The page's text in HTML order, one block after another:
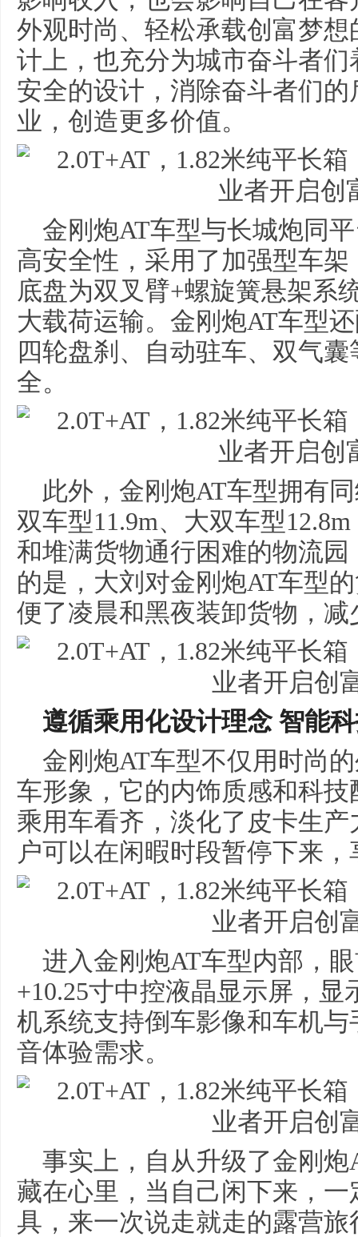
外观时尚、轻松承载创富梦
计上，也充分为城市奋斗者
安全的设计，消除奋斗者们
业，创造更多价值。
金刚炮AT车型与长城炮同
高安全性，采用了加强型车架
底盘为双叉臂+螺旋簧悬架系
大载荷运输。金刚炮AT车型
四轮盘刹、自动驻车、双气
全。
此外，金刚炮AT车型拥有
双车型11.9m、大双车型
和堆满货物通行困难的物流
的是，大刘对金刚炮AT车型
便了凌晨和黑夜装卸货物，
遵循乘用化设计理念智能
金刚炮AT车型不仅用时尚
车形象，它的内饰质感和科
乘用车看齐，淡化了皮卡生
户可以在闲暇时段暂停下来
进入金刚炮AT车型内部，
+10.25寸中控液晶显示屏，
机系统支持倒车影像和车机
音体验需求。
事实上，自从升级了金刚
藏在心里，当自己闲下来，
具，来一次说走就走的露营